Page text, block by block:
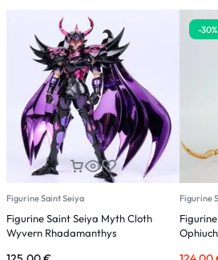
Figurine Saint Seiya
Figurine Saint Seiya Myth Cloth
Wyvern Rhadamanthys
-30%
Figurine